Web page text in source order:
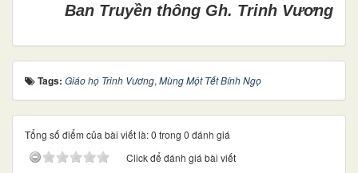
Ban Truyền thông Gh. Trinh Vương
Tags: Giáo họ Trinh Vương, Mùng Một Tết Bính Ngọ
Tổng số điểm của bài viết là: 0 trong 0 đánh giá
Click để đánh giá bài viết